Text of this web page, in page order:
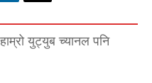
युट्युब च्यानल पनि